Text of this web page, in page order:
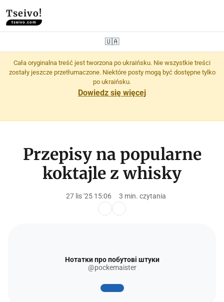
Tseivo!
tseivo.com
🇺🇦
Cała oryginalna treść jest tworzona po ukraińsku. Nie wszystkie treści
zostały jeszcze przetłumaczone. Niektóre posty mogą być dostępne tylko
po ukraińsku.
Dowiedz się więcej
Przepisy na popularne
koktajle z whisky
27 lis '25 15:06 3 min. czytania
Нотатки про побутові штуки
@pockemaister